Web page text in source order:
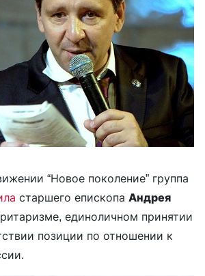
“Новое поколение” группа
старшего епископа Андрея
единоличном принятии
позиции по отношении к